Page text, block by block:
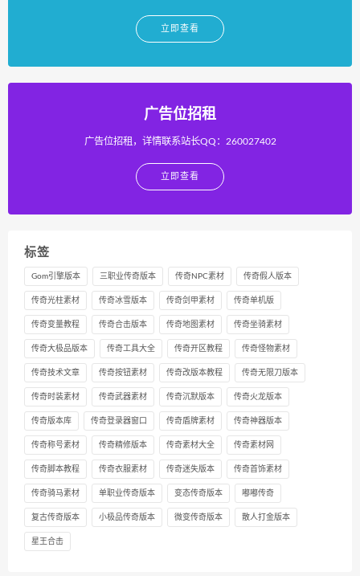
立即查看
广告位招租
广告位招租，详情联系站长QQ：260027402
立即查看
标签
Gom引擎版本 三职业传奇版本 传奇NPC素材 传奇假人版本
传奇光柱素材 传奇冰雪版本 传奇剑甲素材 传奇单机版
传奇变量教程 传奇合击版本 传奇地图素材 传奇坐骑素材
传奇大极品版本 传奇工具大全 传奇开区教程 传奇怪物素材
传奇技术文章 传奇按钮素材 传奇改版本教程 传奇无限刀版本
传奇时装素材 传奇武器素材 传奇沉默版本 传奇火龙版本
传奇版本库 传奇登录器窗口 传奇盾牌素材 传奇神器版本
传奇称号素材 传奇精修版本 传奇素材大全 传奇素材网
传奇脚本教程 传奇衣服素材 传奇迷失版本 传奇首饰素材
传奇骑马素材 单职业传奇版本 变态传奇版本 嘟嘟传奇
复古传奇版本 小极品传奇版本 微变传奇版本 散人打金版本
星王合击